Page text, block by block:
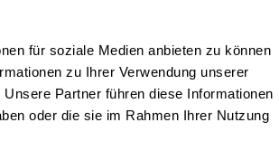
für soziale Medien anbieten zu können
zu Ihrer Verwendung unserer
Partner führen diese Informationen
oder die sie im Rahmen Ihrer Nutzung